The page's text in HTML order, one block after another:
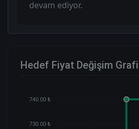
devam ediyor.
Hedef Fiyat Değişim
740.00 ₺
730.00 ₺